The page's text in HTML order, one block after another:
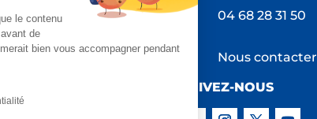
 04 68 28 31 50
Nous contacter
SUIVEZ-NOUS
le contenu
de
bien vous accompagner pendant